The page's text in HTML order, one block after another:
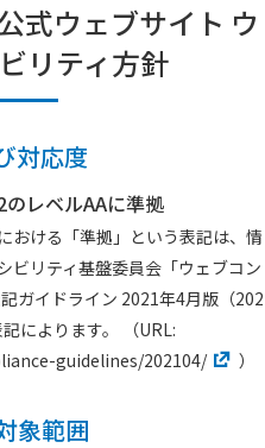
式ウェブサイト ウ
リティ方針
対応度
のレベルAAに準拠
おける「準拠」という表記は、情
ビリティ基盤委員会「ウェブコン
ガイドライン 2021年4月版（202
によります。 （URL:
guidelines/202104/
）
象範囲